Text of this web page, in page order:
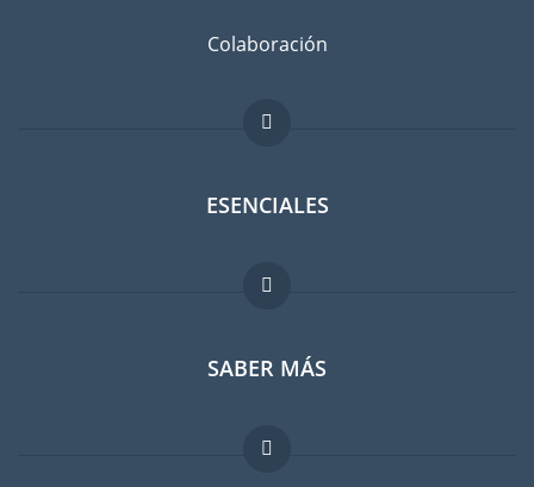
Colaboración
ESENCIALES
Foro para expatriados
Guia para expatriados
Trabajos en el extranjero
SABER MÁS
FAQ